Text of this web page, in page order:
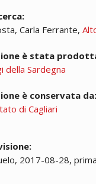
Carla Ferrante,
è stata
della Sardegna
è conservata da:
di Cagliari
2017-08-28,